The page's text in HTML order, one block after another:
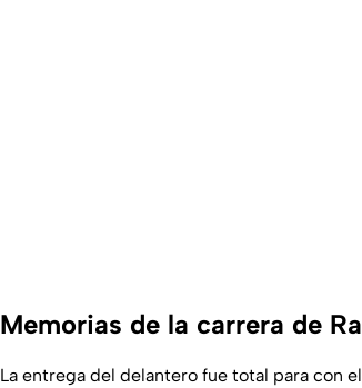
Memorias de la carrera de
La entrega del delantero fue total para con